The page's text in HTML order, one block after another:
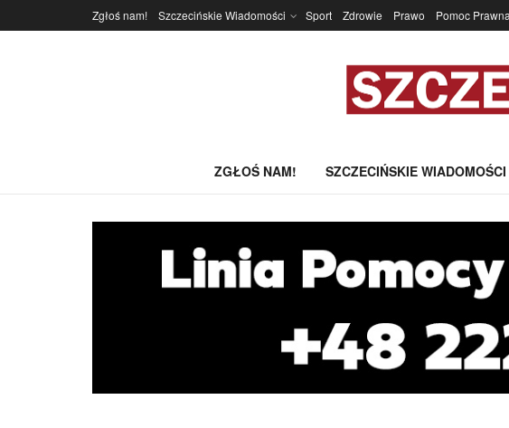
Zgłoś nam! Szczecińskie Wiadomości Sport Zdrowie Prawo Pomoc Prawna
ZGŁOŚ NAM! SZCZECIŃSKIE WIADOMOŚCI